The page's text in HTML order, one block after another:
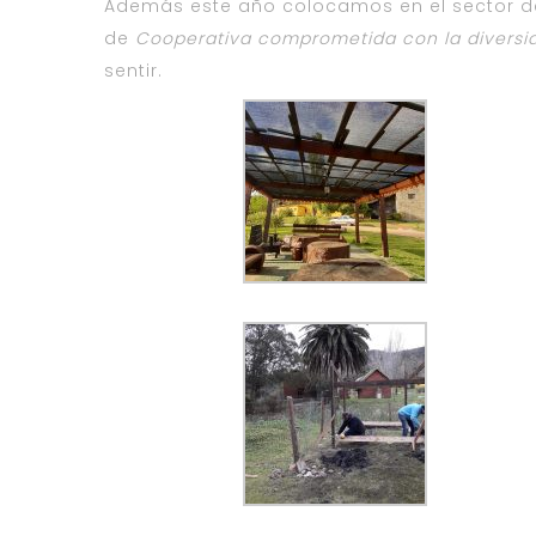
Además este año colocamos en el sector
de Cooperativa comprometida con la
sentir.